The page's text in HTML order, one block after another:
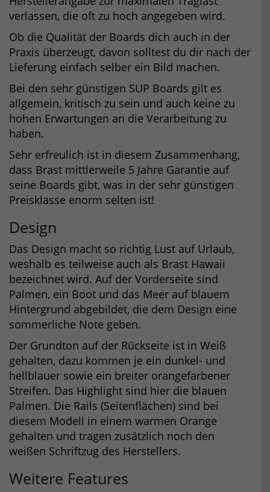
verlassen, die oft zu hoch angegeben wird.
Ob die Qualität der Boards dich auch in der
Praxis überzeugt, davon solltest du dir nach der
Lieferung einfach selber ein Bild machen.
Bei den sehr günstigen SUP Boards gilt es
allgemein, kritisch zu sein und auch keine zu
hohen Erwartungen an die Verarbeitung zu
haben.
Sehr erfreulich ist in diesem Zusammenhang,
dass Brast mittlerweile 5 Jahre Garantie auf
seine Boards gibt, was in der sehr günstigen
Preisklasse enorm selten ist!
Design
Das Design macht so richtig Lust auf Urlaub,
weshalb es teilweise auch als Brast Hawaii
bezeichnet wird. Auf der Vorderseite sind
Palmen, ein Boot und das Meer auf blauem
Hintergrund abgebildet, die dem Design eine
sommerliche Note geben.
Der Grundton auf der Rückseite ist in Weiß
gehalten, dazu kommen je ein dunkel- und
hellblauer sowie ein breiter orangefarbener
Streifen. Das Highlight sind hier die blauen
Palmen. Die Rails (Seitenflächen) sind bei
diesem Modell in einem warmen Orange
gehalten und tragen zusätzlich noch den
weißen Schriftzug des Herstellers.
Weitere Features